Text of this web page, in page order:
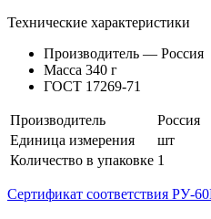
Технические характеристики
Производитель — Россия
Масса 340 г
ГОСТ 17269-71
Производитель
Россия
Единица измерения
шт
Количество в упаковке 1
Сертификат соответствия РУ-